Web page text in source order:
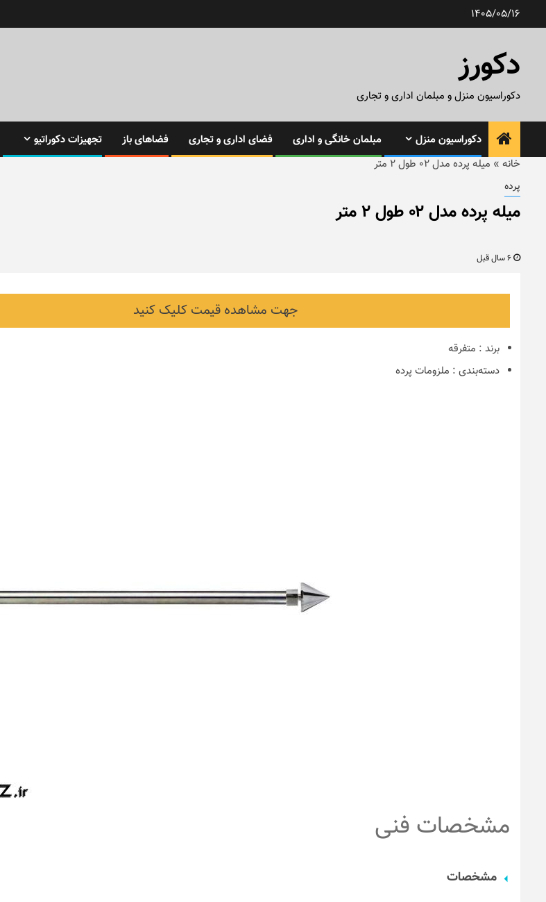
1405/05/16
دکورز
دکوراسیون منزل و مبلمان اداری و تجاری
دکوراسیون منزل مبلمان خانگی و اداری فضای اداری و تجاری فضاهای باز تجهیزات دکوراتیو
خانه » میله پرده مدل ۰۲ طول ۲ متر
پرده
میله پرده مدل ۰۲ طول ۲ متر
جهت مشاهده قیمت کلیک کنید
برند : متفرقه
دسته‌بندی : ملزومات پرده
مشخصات فنی
مشخصات